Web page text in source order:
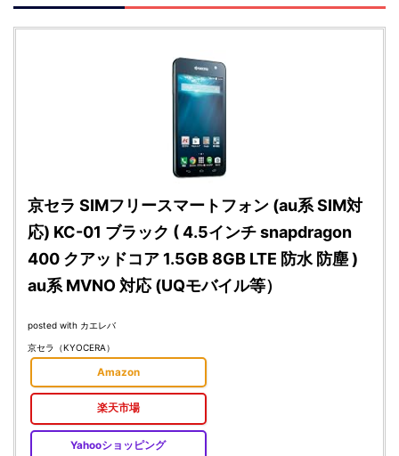
京セラ SIMフリースマートフォン (au系 SIM対
応) KC-01 ブラック ( 4.5インチ snapdragon
400 クアッドコア 1.5GB 8GB LTE 防水 防塵 )
au系 MVNO 対応 (UQモバイル等）
posted with カエレバ
京セラ（KYOCERA）
Amazon
楽天市場
Yahooショッピング